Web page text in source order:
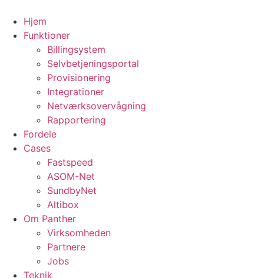
content
Hjem
Funktioner
Billingsystem
Selvbetjeningsportal
Provisionering
Integrationer
Netværksovervågning
Rapportering
Fordele
Cases
Fastspeed
ASOM-Net
SundbyNet
Altibox
Om Panther
Virksomheden
Partnere
Jobs
Teknik